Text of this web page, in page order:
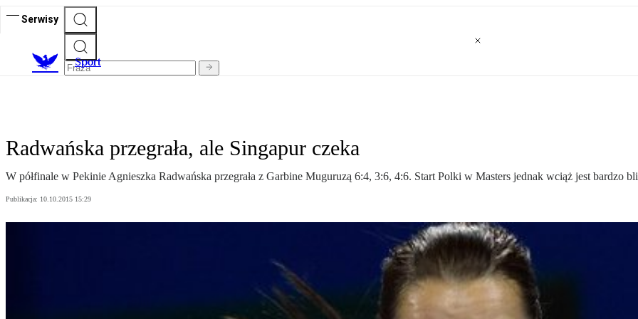
Serwisy
Sport
Radwańska przegrała, ale Singapur czeka
W półfinale w Pekinie Agnieszka Radwańska przegrała z Garbine Muguruzą 6:4, 3:6, 4:6. Start Polki w Masters jednak wciąż jest bardzo
Publikacja: 10.10.2015 15:29